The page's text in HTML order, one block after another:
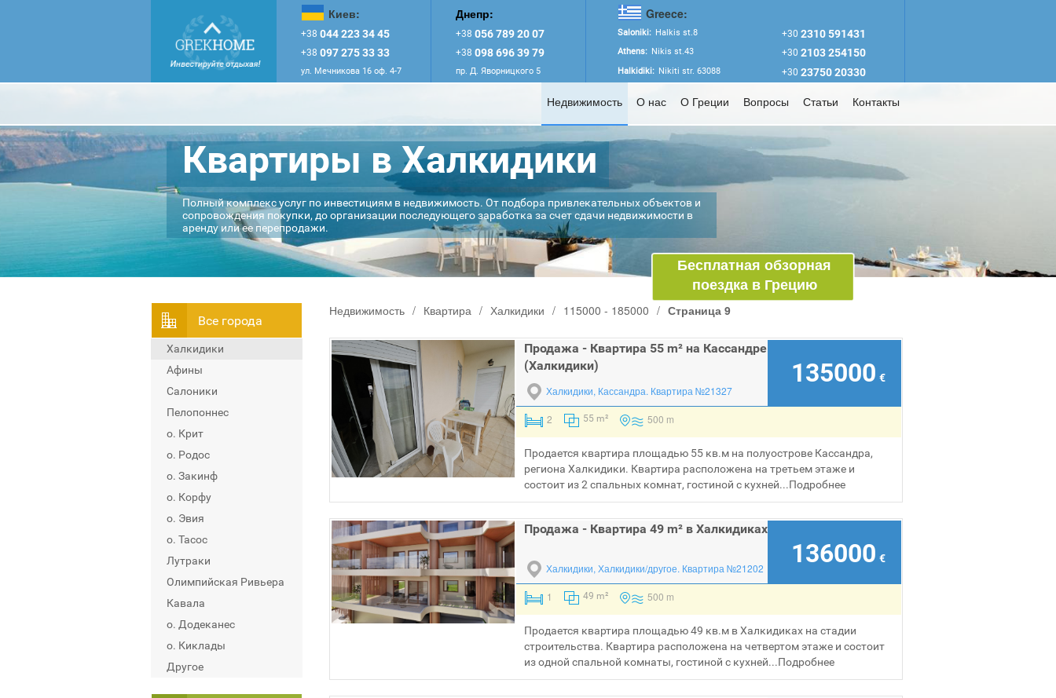
Киев: Днепр: Greece:
+38 044 223 34 45 +38 056 789 20 07 Saloniki: Halkis st.8 +30 2310 591431
+38 097 275 33 33 +38 098 696 39 79 Athens: Nikis st.43 +30 2103 254150
ул. Мечникова 16 оф. 4-7 пр. Д. Яворницкого 5 Halkidiki: Nikiti str. 63088 +30 23750 20330
Недвижимость О нас О Греции Вопросы Статьи Контакты
Квартиры в Халкидики
Полный комплекс услуг по инвестициям в недвижимость. От подбора привлекательных объектов и
сопровождения покупки, до организации последующего заработка за счет сдачи недвижимости в
аренду или ее перепродажи.
Бесплатная обзорная
поездка в Грецию
Всe города
Халкидики
Афины
Салоники
Пелопоннес
о. Крит
о. Родос
о. Закинф
о. Корфу
о. Эвия
о. Тасос
Лутраки
Олимпийская Ривьера
Кавала
о. Додеканес
о. Киклады
Другое
Недвижимость / Квартира / Халкидики / 115000 - 185000 / Страница 9
Продажа - Квартира 55 m² на Кассандре
(Халкидики)
135000 €
Халкидики, Кассандра. Квартира №21327
2 55 m² 500 m
Продается квартира площадью 55 кв.м на полуострове Кассандра,
региона Халкидики. Квартира расположена на третьем этаже и
состоит из 2 спальных комнат, гостиной с кухней...Подробнее
Продажа - Квартира 49 m² в Халкидиках
136000 €
Халкидики, Халкидики/другое. Квартира №21202
1 49 m² 500 m
Продается квартира площадью 49 кв.м в Халкидиках на стадии
строительства. Квартира расположена на четвертом этаже и состоит
из одной спальной комнаты, гостиной с кухней...Подробнее